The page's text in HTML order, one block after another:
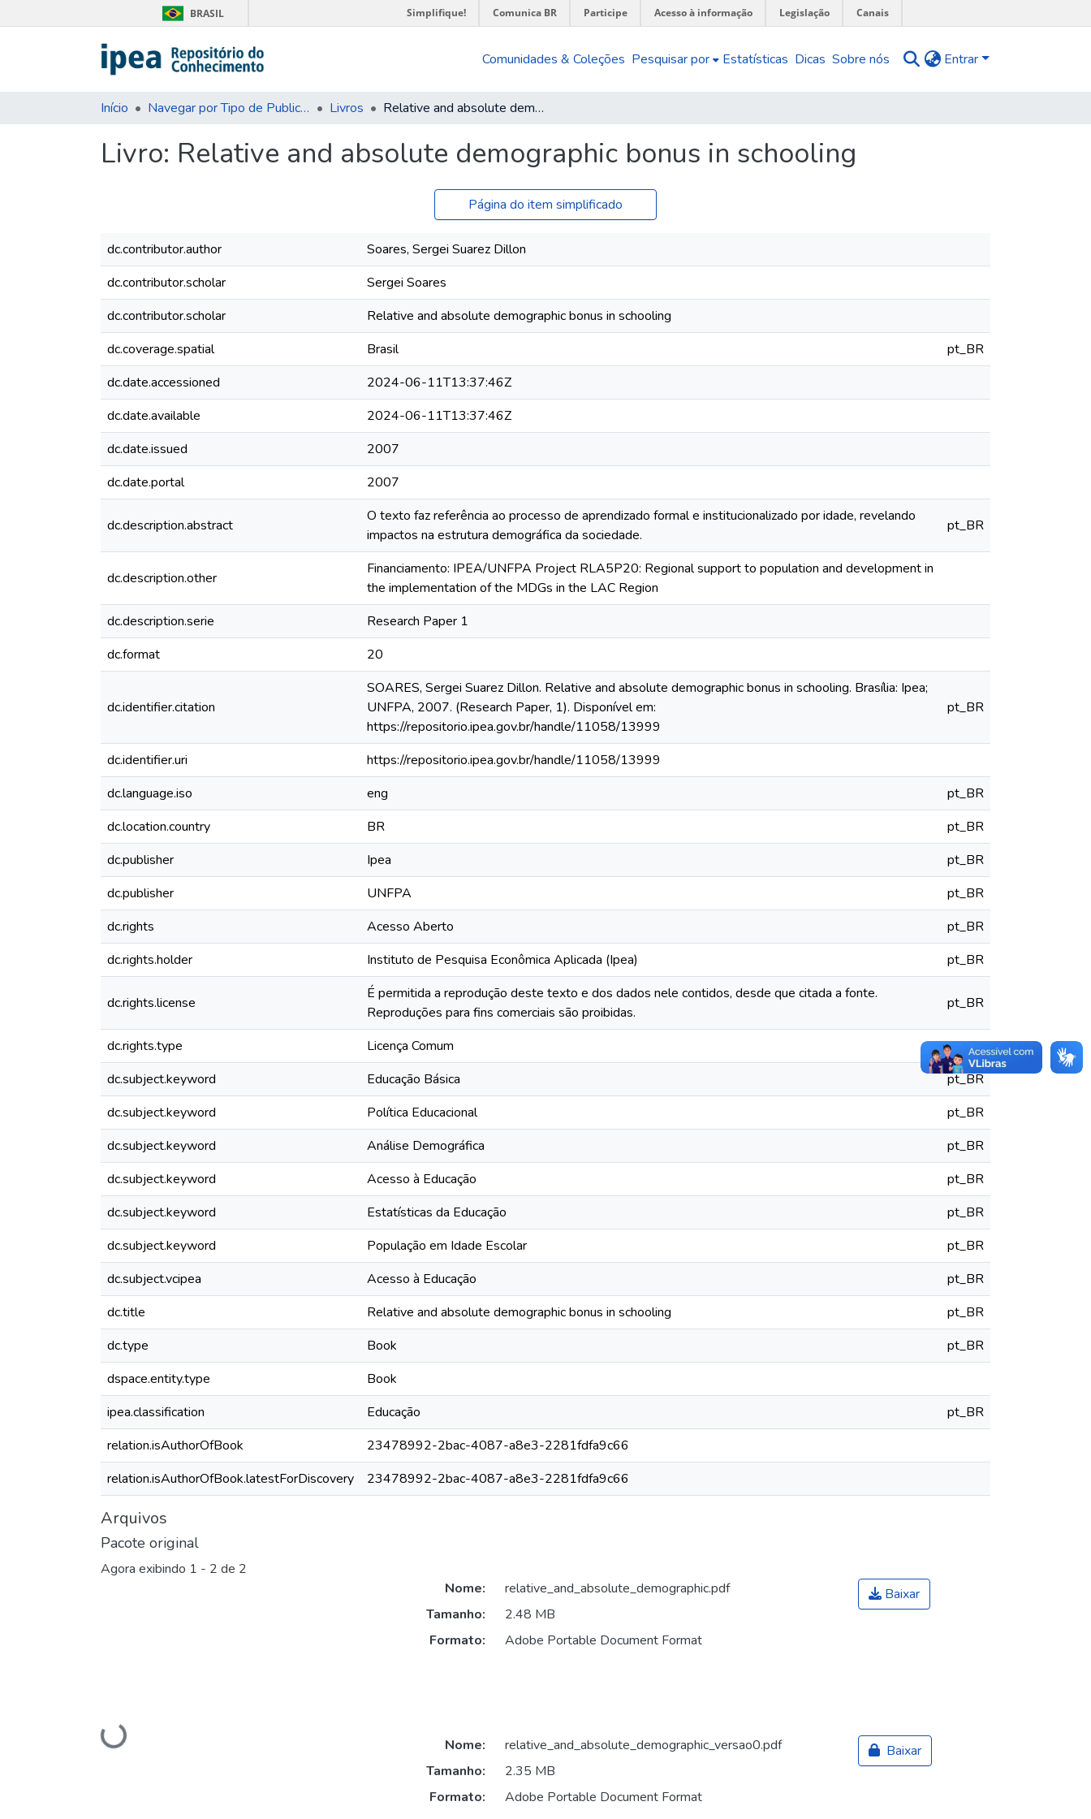
BRASIL Simplifique! Comunica BR Participe Acesso à informação Legislação Canais
Comunidades & Coleções Pesquisar por Estatísticas Dicas Sobre nós Entrar
Início Navegar por Tipo de Publicação Livros Relative and absolute demographic bonus in schooling
Livro: Relative and absolute demographic bonus in schooling
Página do item simplificado
dc.contributor.author
Soares, Sergei Suarez Dillon
dc.contributor.scholar
Sergei Soares
dc.contributor.scholar
Relative and absolute demographic bonus in schooling
dc.coverage.spatial
Brasil
pt_BR
dc.date.accessioned
2024-06-11T13:37:46Z
dc.date.available
2024-06-11T13:37:46Z
dc.date.issued
2007
dc.date.portal
2007
dc.description.abstract
O texto faz referência ao processo de aprendizado formal e institucionalizado por idade, revelando
impactos na estrutura demográfica da sociedade.
pt_BR
dc.description.other
Financiamento: IPEA/UNFPA Project RLA5P20: Regional support to population and development in
the implementation of the MDGs in the LAC Region
dc.description.serie
Research Paper 1
dc.format
20
dc.identifier.citation
SOARES, Sergei Suarez Dillon. Relative and absolute demographic bonus in schooling. Brasília: Ipea;
UNFPA, 2007. (Research Paper, 1). Disponível em:
https://repositorio.ipea.gov.br/handle/11058/13999
pt_BR
dc.identifier.uri
https://repositorio.ipea.gov.br/handle/11058/13999
dc.language.iso
eng
pt_BR
dc.location.country
BR
pt_BR
dc.publisher
Ipea
pt_BR
dc.publisher
UNFPA
pt_BR
dc.rights
Acesso Aberto
pt_BR
dc.rights.holder
Instituto de Pesquisa Econômica Aplicada (Ipea) pt_BR
dc.rights.license
É permitida a reprodução deste texto e dos dados nele contidos, desde que citada a fonte.
Reproduções para fins comerciais são proibidas.
pt_BR
dc.rights.type Licença Comum
pt_BR
dc.subject.keyword
Educação Básica
pt_BR
dc.subject.keyword
Política Educacional
pt_BR
dc.subject.keyword
Análise Demográfica
pt_BR
dc.subject.keyword
Acesso à Educação
pt_BR
dc.subject.keyword
Estatísticas da Educação
pt_BR
dc.subject.keyword
População em Idade Escolar
pt_BR
dc.subject.vcipea
Acesso à Educação
pt_BR
dc.title
Relative and absolute demographic bonus in schooling
pt_BR
dc.type
Book
pt_BR
dspace.entity.type
Book
ipea.classification
Educação
pt_BR
relation.isAuthorOfBook
23478992-2bac-4087-a8e3-2281fdfa9c66
relation.isAuthorOfBook.latestForDiscovery
23478992-2bac-4087-a8e3-2281fdfa9c66
Arquivos
Pacote original
Agora exibindo 1 - 2 de 2
Carregando...
Nome:
relative_and_absolute_demographic.pdf
Tamanho:
2.48 MB
Formato:
Adobe Portable Document Format
Baixar
Nome:
relative_and_absolute_demographic_versao0.pdf
Tamanho:
2.35 MB
Formato:
Adobe Portable Document Format
Baixar